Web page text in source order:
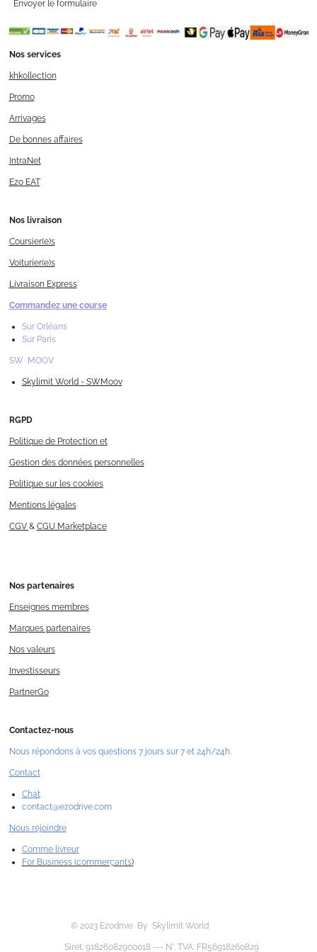
Envoyer le formulaire
Nos services
khkollection
Promo
Arrivages
De bonnes affaires
IntraNet
Ezo EAT
Nos livraison
Coursier(e)s
Voiturier(e)s
Livraison Express
Commandez une course
Sur Orléans
Sur Paris
SW MOOV
Skylimit World - SWMoov
RGPD
Politique de Protection et
Gestion des données personnelles
Politique sur les cookies
Mentions légales
CGV & CGU Marketplace
Nos partenaires
Enseignes membres
Marques partenaires
Nos valeurs
Investisseurs
PartnerGo
Contactez-nous
Nous répondons à vos questions 7 jours sur 7 et 24h/24h.
Contact
Chat
contact@ezodrive.com
Nous rejoindre
Comme livreur
For Business (commerçants)
© 2023 Ezodrive By Skylimit World
Siret: 91826082900018 --- N°. TVA: FR56918260829